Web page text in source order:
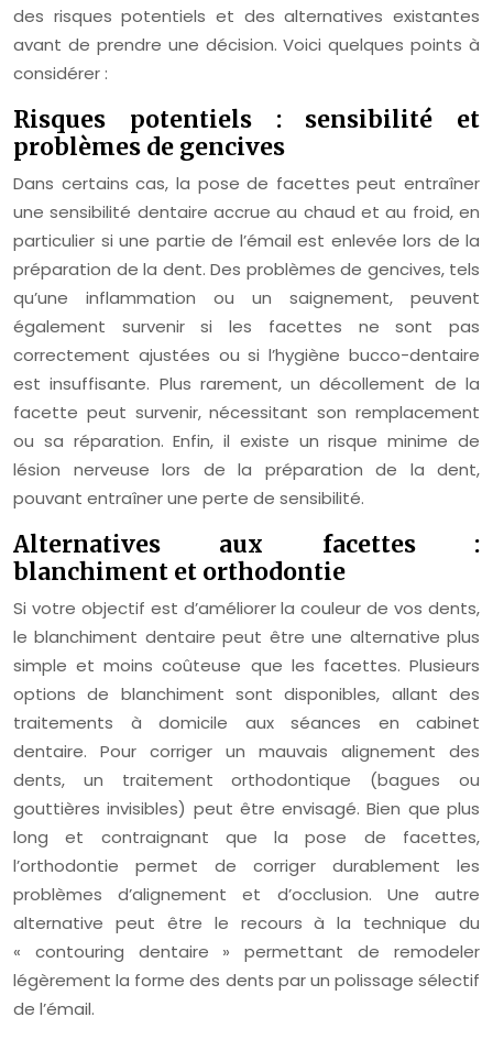
des risques potentiels et des alternatives existantes
avant de prendre une décision. Voici quelques points à
considérer :
Risques potentiels : sensibilité et
problèmes de gencives
Dans certains cas, la pose de facettes peut entraîner
une sensibilité dentaire accrue au chaud et au froid, en
particulier si une partie de l’émail est enlevée lors de la
préparation de la dent. Des problèmes de gencives, tels
qu’une inflammation ou un saignement, peuvent
également survenir si les facettes ne sont pas
correctement ajustées ou si l’hygiène bucco-dentaire
est insuffisante. Plus rarement, un décollement de la
facette peut survenir, nécessitant son remplacement
ou sa réparation. Enfin, il existe un risque minime de
lésion nerveuse lors de la préparation de la dent,
pouvant entraîner une perte de sensibilité.
Alternatives aux facettes :
blanchiment et orthodontie
Si votre objectif est d’améliorer la couleur de vos dents,
le blanchiment dentaire peut être une alternative plus
simple et moins coûteuse que les facettes. Plusieurs
options de blanchiment sont disponibles, allant des
traitements à domicile aux séances en cabinet
dentaire. Pour corriger un mauvais alignement des
dents, un traitement orthodontique (bagues ou
gouttières invisibles) peut être envisagé. Bien que plus
long et contraignant que la pose de facettes,
l’orthodontie permet de corriger durablement les
problèmes d’alignement et d’occlusion. Une autre
alternative peut être le recours à la technique du
« contouring dentaire » permettant de remodeler
légèrement la forme des dents par un polissage sélectif
de l’émail.